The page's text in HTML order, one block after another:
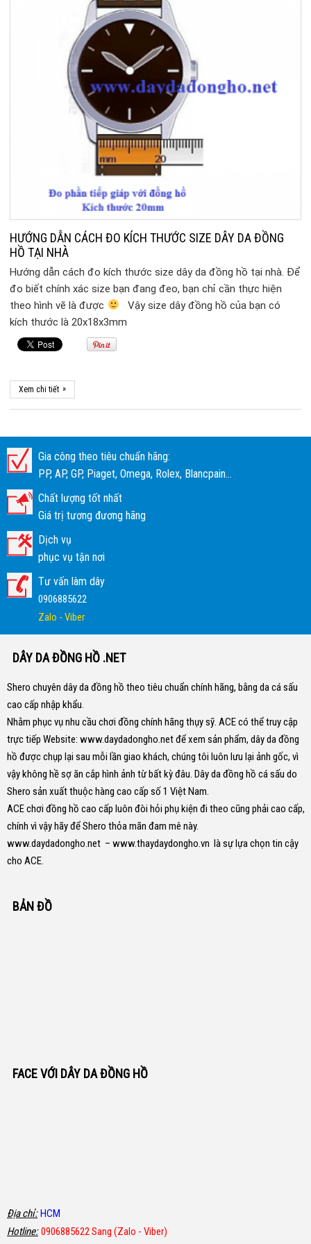
HƯỚNG DẪN CÁCH ĐO KÍCH THƯỚC SIZE DÂY DA ĐỒNG
HỒ TẠI NHÀ
Hướng dẫn cách đo kích thước size dây da đồng hồ tại nhà. Để
đo biết chính xác size bạn đang đeo, bạn chỉ cần thực hiện
theo hình vẽ là được
Vậy size dây đồng hồ của bạn có
kích thước là 20x18x3mm
Xem chi tiết »
Gia công theo tiêu chuẩn hãng:
PP, AP, GP, Piaget, Omega, Rolex, Blancpain...
Chất lượng tốt nhất
Giá trị tương đương hãng
Dịch vụ
phục vụ tận nơi
Tư vấn làm dây
0906885622
Zalo - Viber
DÂY DA ĐỒNG HỒ .NET
Shero chuyên dây da đồng hồ theo tiêu chuẩn chính hãng, bằng da cá sấu
cao cấp nhập khẩu.
Nhằm phục vụ nhu cầu chơi đồng chính hãng thụy sỹ. ACE có thể truy cập
trực tiếp Website: www.daydadongho.netđể xem sản phẩm, dây da đồng
hồ được chụp lại sau mỗi lần giao khách, chúng tôi luôn lưu lại ảnh gốc, vì
vậy không hề sợ ăn cắp hình ảnh từ bất kỳ đâu. Dây da đồng hồ cá sấu do
Shero sản xuất thuộc hàng cao cấp số 1 Việt Nam.
ACE chơi đồng hồ cao cấp luôn đòi hỏi phụ kiện đi theo cũng phải cao cấp,
chính vì vậy hãy để Shero thỏa mãn đam mê này.
www.daydadongho.net – www.thaydaydongho.vn là sự lựa chọn tin cậy
cho ACE.
BẢN ĐỒ
FACE VỚI DÂY DA ĐỒNG HỒ
Địa chỉ: HCM
Hotline: 0906885622 Sang (Zalo - Viber)